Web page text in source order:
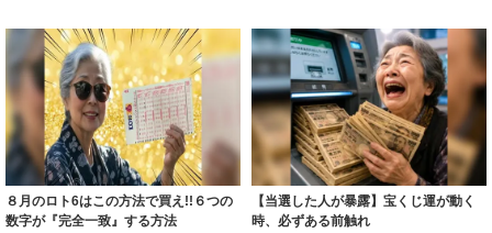
８月のロト6はこの方法で買え!!６つの
数字が『完全一致』する方法
【当選した人が暴露】宝くじ運が動く
時、必ずある前触れ